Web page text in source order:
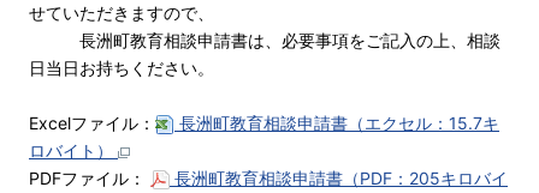
せていただきますので、
長洲町教育相談申請書は、必要事項をご記入の上、相談
日当日お持ちください。
Excelファイル：
長洲町教育相談申請書（エクセル：15.7キ
ロバイト）
PDFファイル：
長洲町教育相談申請書（PDF：205キロバイ